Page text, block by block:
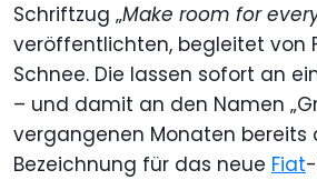
Schriftzug „Make room for
veröffentlichten, begleitet von
Schnee. Die lassen sofort an
– und damit an den Namen
vergangenen Monaten bereits
Bezeichnung für das neue Fiat